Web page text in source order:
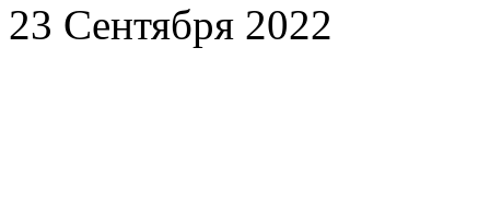
23 Сентября 2022